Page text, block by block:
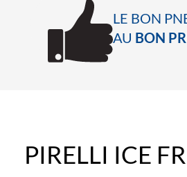
LE BON
AU BON
PIRELLI ICE